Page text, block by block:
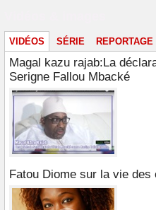
VIDÉOS SÉRIE REPORTAGE
Magal kazu rajab:La
Serigne Fallou Mbacké
Fatou Diome sur la vie